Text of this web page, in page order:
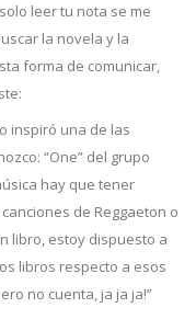
leer tu nota se me
la novela y la
forma de comunicar,
inspiró una de las
“One” del grupo
hay que tener
de Reggaeton o
libro, estoy dispuesto a
libros respecto a esos
no cuenta, ja ja ja!”